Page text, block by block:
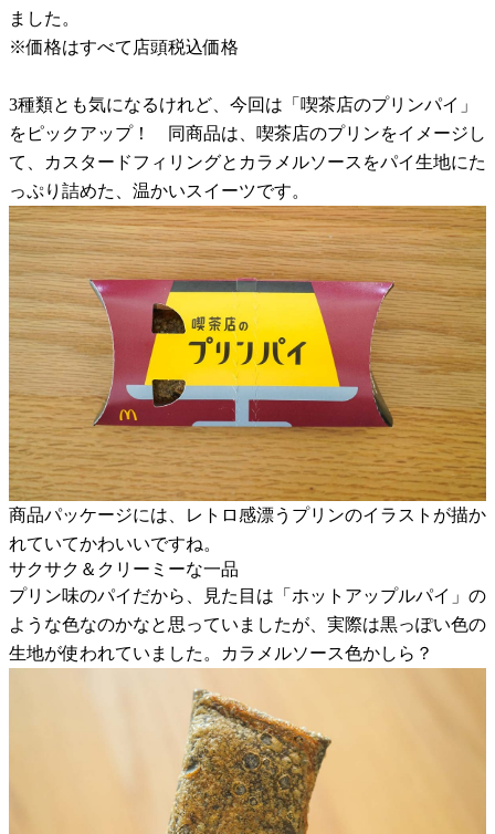
ました。
※価格はすべて店頭税込価格
3種類とも気になるけれど、今回は「喫茶店のプリンパイ」
をピックアップ！ 同商品は、喫茶店のプリンをイメージし
て、カスタードフィリングとカラメルソースをパイ生地にた
っぷり詰めた、温かいスイーツです。
商品パッケージには、レトロ感漂うプリンのイラストが描か
れていてかわいいですね。
サクサク＆クリーミーな一品
プリン味のパイだから、見た目は「ホットアップルパイ」の
ような色なのかなと思っていましたが、実際は黒っぽい色の
生地が使われていました。カラメルソース色かしら？